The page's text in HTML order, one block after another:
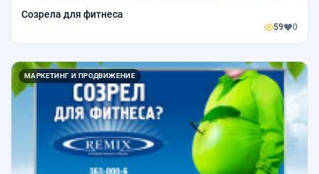
Созрела для фитнеса
59 0
МАРКЕТИНГ И ПРОДВИЖЕНИЕ